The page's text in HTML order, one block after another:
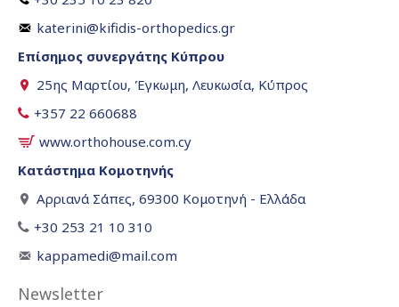
katerini@kifidis-orthopedics.gr
Επίσημος συνεργάτης Κύπρου
25ης Μαρτίου, Έγκωμη, Λευκωσία, Κύπρος
+357 22 660688
www.orthohouse.com.cy
Κατάστημα Κομοτηνής
Αρριανά Σάπες, 69300 Κομοτηνή - Ελλάδα
+30 253 21 10 310
kappamedi@mail.com
Newsletter